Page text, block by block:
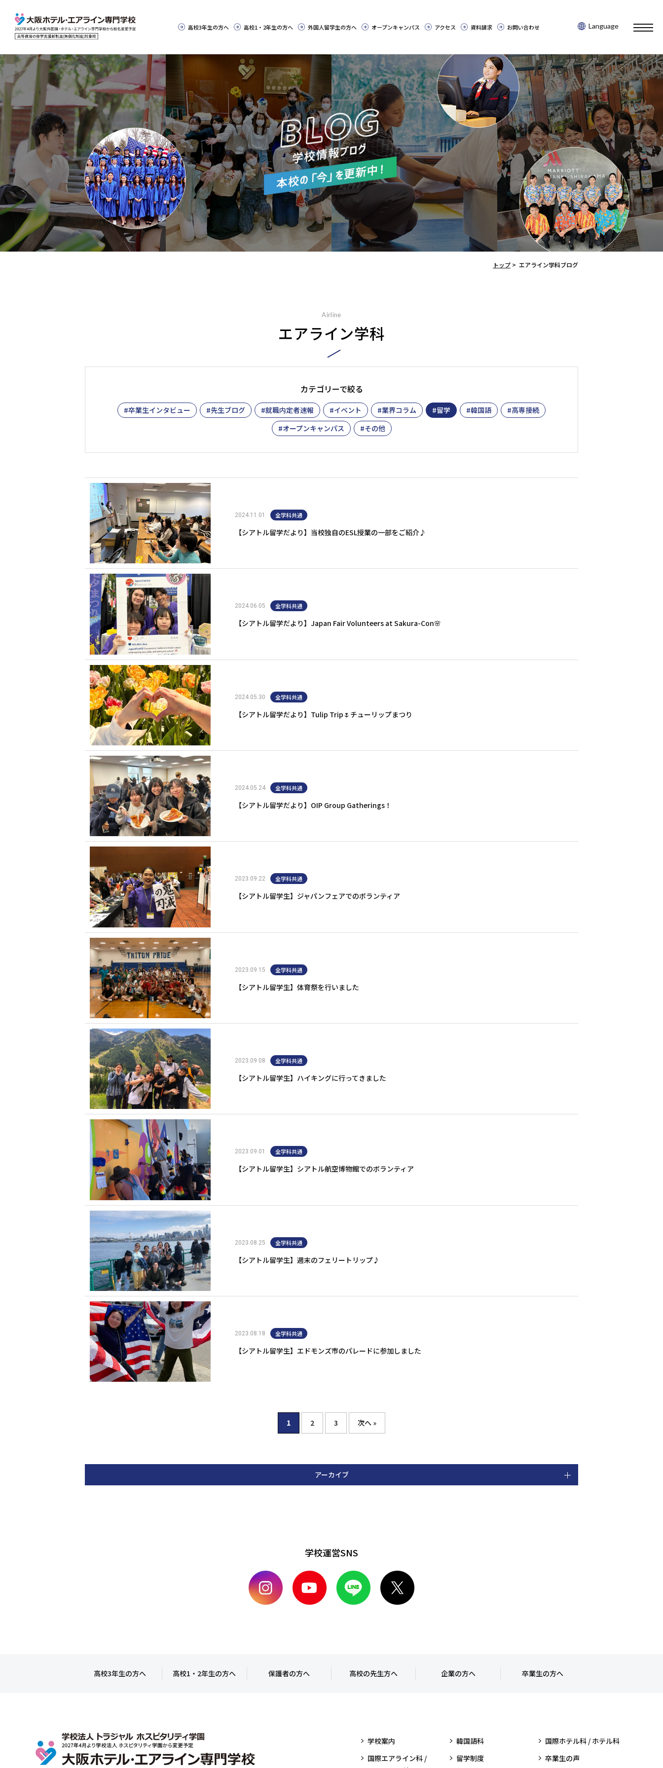
toggle
高校3年生の方へ 高校1・2年生の方へ 外国人留学生の方へ オープンキャンパス アクセス 資料請求 お問い合わせ Language
トップ > エアライン学科ブログ
Airline
エアライン学科
カテゴリーで絞る
卒業生インタビュー 先生ブログ 就職内定者速報 イベント 業界コラム 留学 韓国語
高専接続
オープンキャンパス
その他
2024.11.01 全学科共通
【シアトル留学だより】当校独自のESL授業の一部をご紹介♪
2024.06.05 全学科共通
【シアトル留学だより】Japan Fair Volunteers at Sakura-Con🌸
2024.05.30 全学科共通
【シアトル留学だより】Tulip Trip🌷チューリップまつり
2024.05.24 全学科共通
【シアトル留学だより】OIP Group Gatherings！
2023.09.22 全学科共通
【シアトル留学生】ジャパンフェアでのボランティア
2023.09.15 全学科共通
【シアトル留学生】体育祭を行いました
2023.09.08 全学科共通
【シアトル留学生】ハイキングに行ってきました
2023.09.01 全学科共通
【シアトル留学生】シアトル航空博物館でのボランティア
2023.08.25 全学科共通
【シアトル留学生】週末のフェリートリップ♪
2023.08.18 全学科共通
【シアトル留学生】エドモンズ市のパレードに参加しました
1 2 3 次へ »
アーカイブ
学校運営SNS
高校3年生の方へ 高校1・2年生の方へ 保護者の方へ 高校の先生方へ 企業の方へ 卒業生の方へ
学校案内 韓国語科
国際ホテル科 / ホテル科
国際エアライン科 /
留学制度 卒業生の声